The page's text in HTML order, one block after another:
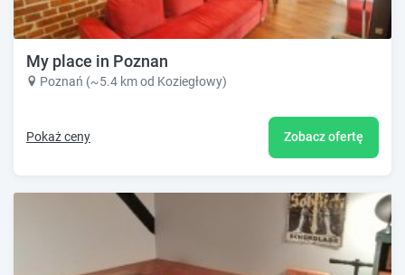
My place in Poznan
Poznań (~5.4 km od Koziegłowy)
Pokaż ceny Zobacz ofertę